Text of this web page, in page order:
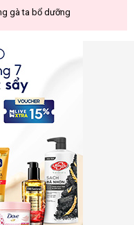
gà ta bổ dưỡng